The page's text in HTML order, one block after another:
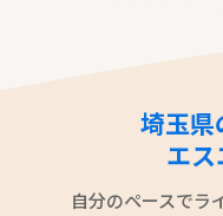
埼玉県
エ
自分のペースでラ